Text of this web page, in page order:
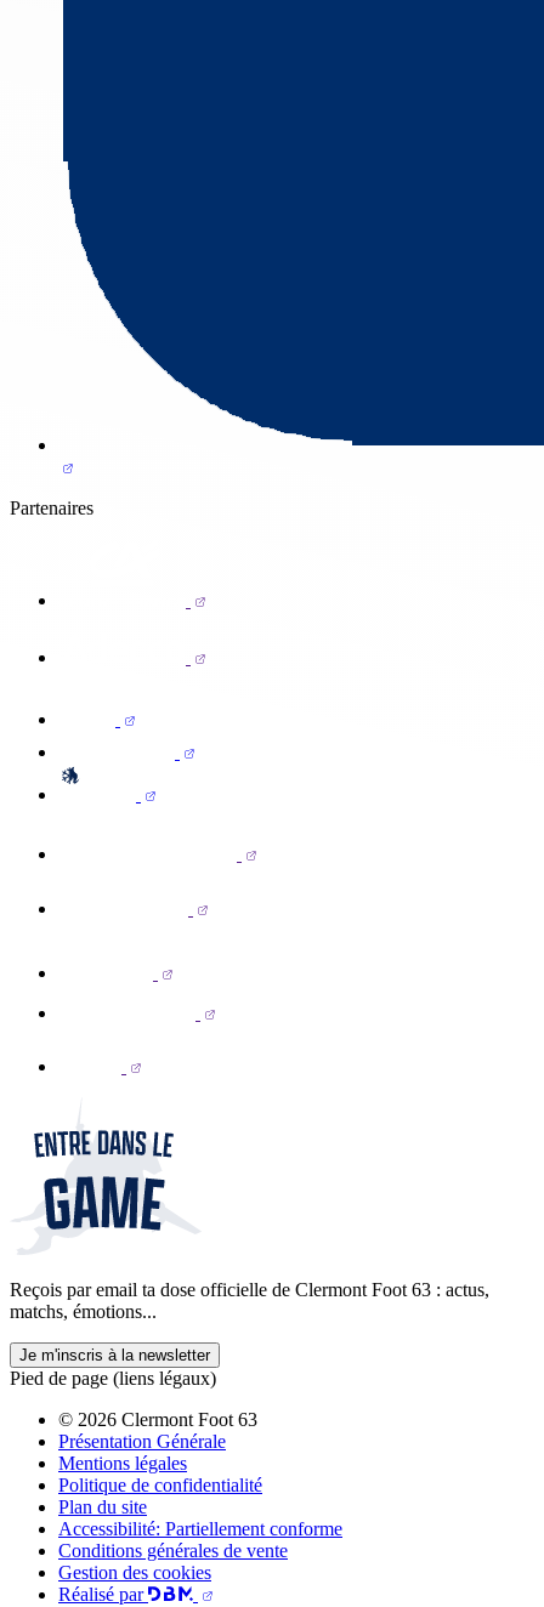
Partenaires
Reçois par email ta dose officielle de Clermont Foot 63 : actus,
matchs, émotions...
Je m'inscris à la newsletter
Pied de page (liens légaux)
© 2026 Clermont Foot 63
Présentation Générale
Mentions légales
Politique de confidentialité
Plan du site
Accessibilité: Partiellement conforme
Conditions générales de vente
Gestion des cookies
Réalisé par